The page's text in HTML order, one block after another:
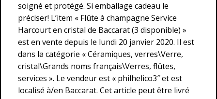
soigné et protégé. Si emballage cadeau le
préciser! L’item « Flûte à champagne Service
Harcourt en cristal de Baccarat (3 disponible) »
est en vente depuis le lundi 20 janvier 2020. Il est
dans la catégorie « Céramiques, verres\Verre,
cristal\Grands noms français\Verres, flûtes,
services ». Le vendeur est « philhelico3″ et est
localisé à/en Baccarat. Cet article peut être livré